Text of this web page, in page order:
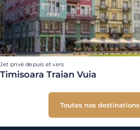
Jet privé depuis et vers
Timisoara Traian Vuia
Toutes nos destinations